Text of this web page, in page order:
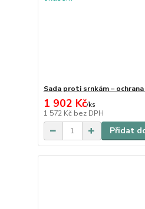
Sada proti srnkám –
1 902 Kč/ks
1 572 Kč bez DPH
Přidat